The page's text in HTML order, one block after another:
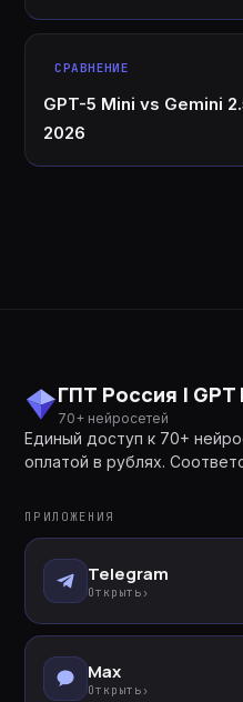
СРАВНЕНИЕ
GPT-5 Mini vs Gemini
2026
ГПТ Россия | GPT
70+ нейросетей
Единый доступ к 70+
оплатой в рублях.
ПРИЛОЖЕНИЯ
Telegram
Открыть ›
Max
Открыть ›